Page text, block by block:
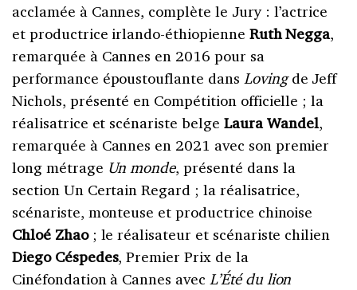
acclamée à Cannes, complète le Jury : l’actrice
et productrice irlando-éthiopienne Ruth Negga,
remarquée à Cannes en 2016 pour sa
performance époustouflante dans Lovingde Jeff
Nichols, présenté en Compétition officielle ; la
réalisatrice et scénariste belge Laura Wandel,
remarquée à Cannes en 2021 avec son premier
long métrage Un monde, présenté dans la
section Un Certain Regard ; la réalisatrice,
scénariste, monteuse et productrice chinoise
Chloé Zhao; le réalisateur et scénariste chilien
Diego Céspedes, Premier Prix de la
Cinéfondation à Cannes avec L’Été du lion